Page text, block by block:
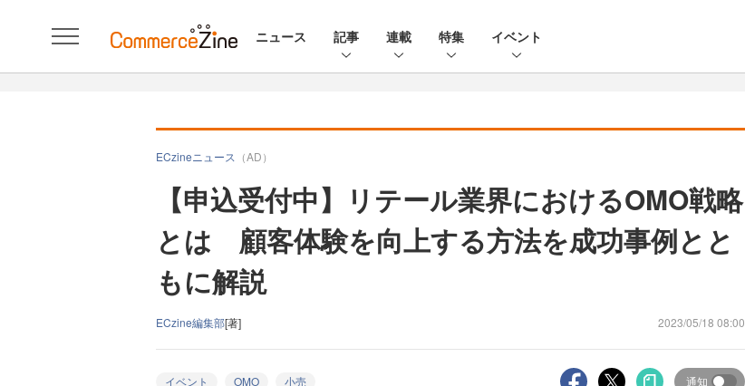
ニュース 記事 連載 特集 イベント
ECzineニュース （AD）
【申込受付中】リテール業界におけるOMO戦略
とは 顧客体験を向上する方法を成功事例とと
もに解説
ECzine編集部[著] 2023/05/18 08:00
イベント OMO 小売 通知